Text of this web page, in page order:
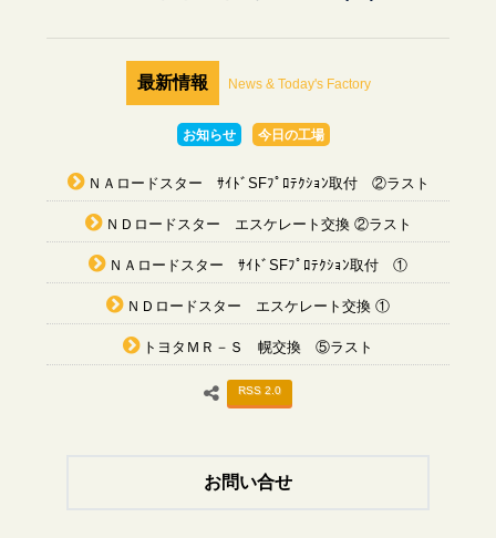
最新情報 News & Today's Factory
お知らせ 今日の工場
ＮＡロードスター ｻｲﾄﾞSFﾌﾟﾛﾃｸｼｮﾝ取付 ②ラスト
ＮＤロードスター エスケレート交換 ②ラスト
ＮＡロードスター ｻｲﾄﾞSFﾌﾟﾛﾃｸｼｮﾝ取付 ①
ＮＤロードスター エスケレート交換 ①
トヨタＭＲ－Ｓ 幌交換 ⑤ラスト
RSS 2.0
お問い合せ